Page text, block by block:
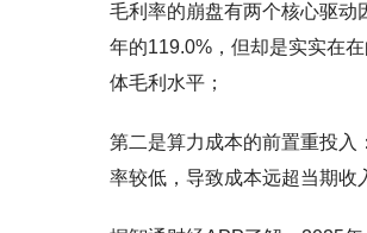
毛利率的崩盘有两个核心驱动
年的119.0%，但却是实实在
体毛利水平；
第二是算力成本的前置重投入
率较低，导致成本远超当期收